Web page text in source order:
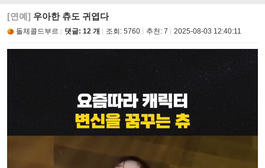
[연예] 우아한 츄도 귀엽다
돌체콜드부르 댓글: 12 개 조회: 5760 추천: 7 2025-08-03 12:40:11